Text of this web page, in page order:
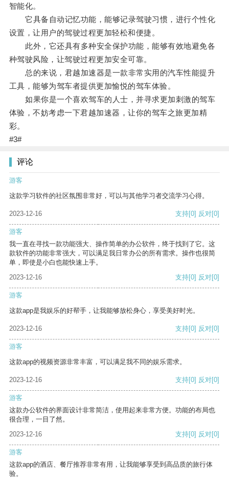
智能化。
它具备自动记忆功能，能够记录驾驶习惯，进行个性化
设置，让用户的驾驶过程更加轻松和便捷。
此外，它还具有多种安全保护功能，能够有效地避免各
种驾驶风险，让驾驶过程更加安全可靠。
总的来说，君越加速器是一款非常实用的汽车性能提升
工具，能够为驾车者提供更加愉悦的驾车体验。
如果你是一个喜欢驾车的人士，并寻求更加刺激的驾车
体验，不妨考虑一下君越加速器，让你的驾车之旅更加精
彩。
#3#
评论
游客
这款学习软件的社区氛围非常好，可以与其他学习者交流学习心得。
2023-12-16 支持[0] 反对[0]
游客
我一直在寻找一款功能强大、操作简单的办公软件，终于找到了它。这
款软件的功能非常强大，可以满足我日常办公的所有需求。操作也很简
单，即使是小白也能快速上手。
2023-12-16
支持[0] 反对[0]
游客
这款app是我娱乐的好帮手，让我能够放松身心，享受美好时光。
2023-12-16 支持[0] 反对[0]
游客
这款app的视频资源非常丰富，可以满足我不同的娱乐需求。
2023-12-16 支持[0] 反对[0]
游客
这款办公软件的界面设计非常简洁，使用起来非常方便。功能的布局也
很合理，一目了然。
2023-12-16
支持[0] 反对[0]
游客
这款app的酒店、餐厅推荐非常有用，让我能够享受到高品质的旅行体
验。